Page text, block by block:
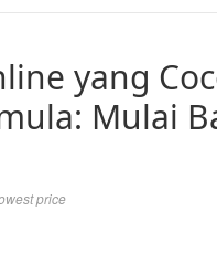
yang
Mulai
price